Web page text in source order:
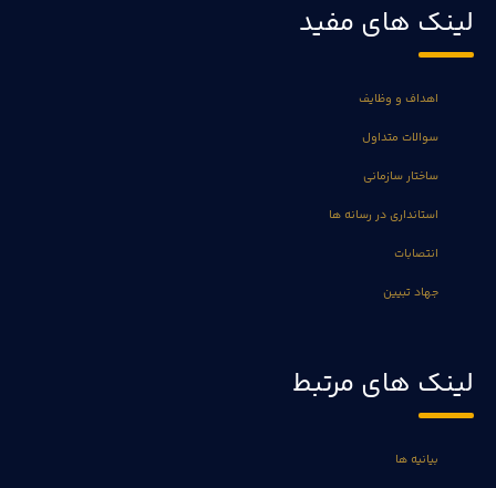
لینک های مفید
اهداف و وظایف
سوالات متداول
ساختار سازمانی
استانداری در رسانه ها
انتصابات
جهاد تبیین
لینک های مرتبط
بیانیه ها